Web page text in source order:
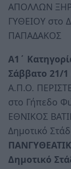
ΑΠΟΛΛΩΝ
ΓΥΘΕΙΟΥ στο
ΠΑΠΑΔΑΚΟΣ
Α1΄
Σάββατο 21/1
Α.Π.Ο.
στο Γήπεδο
ΕΘΝΙΚΟΣ
Δημοτικό
Δημοτικό